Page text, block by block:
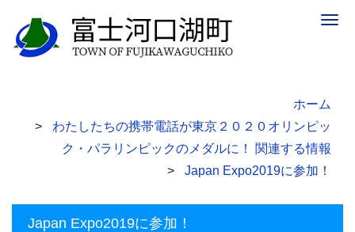
ホーム
わたしたちの携帯電話が東京２０２０オリンピッ
ク・パラリンピックのメダルに！ 関連する情報
Japan Expo2019に参加！
Japan Expo2019に参加！